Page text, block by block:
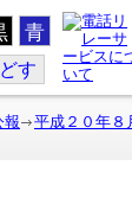
青
す
報 平成２０年８